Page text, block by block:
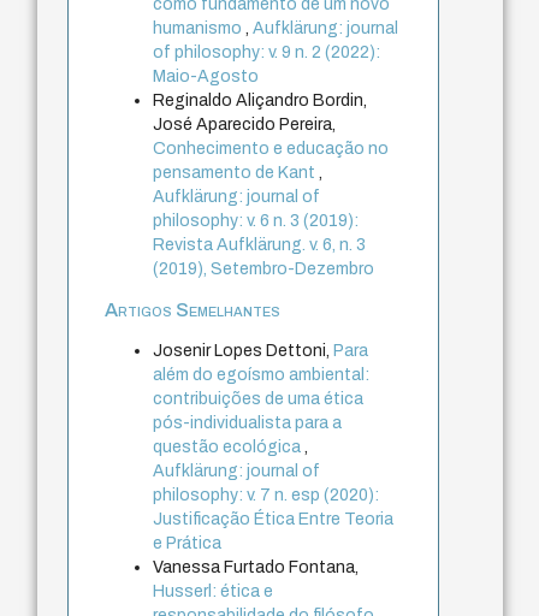
como fundamento de um novo
humanismo,Aufklärung: journal
of philosophy: v. 9 n. 2 (2022):
Maio-Agosto
Reginaldo Aliçandro Bordin,
José Aparecido Pereira,
Conhecimento e educação no
pensamento de Kant,
Aufklärung: journal of
philosophy: v. 6 n. 3 (2019):
Revista Aufklärung. v. 6, n. 3
(2019), Setembro-Dezembro
Artigos Semelhantes
Josenir Lopes Dettoni, Para
além do egoísmo ambiental:
contribuições de uma ética
pós-individualista para a
questão ecológica,
Aufklärung: journal of
philosophy: v. 7 n. esp (2020):
Justificação Ética Entre Teoria
e Prática
Vanessa Furtado Fontana,
Husserl: ética e